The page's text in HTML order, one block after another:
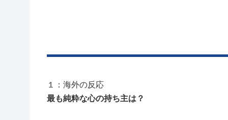
１：海外の反応
最も純粋な心の持ち主は？